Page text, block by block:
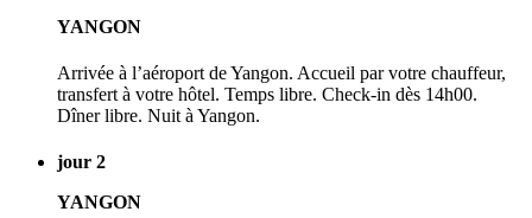
YANGON
Arrivée à l’aéroport de Yangon. Accueil par votre chauffeur,
transfert à votre hôtel. Temps libre. Check-in dès 14h00.
Dîner libre. Nuit à Yangon.
jour 2
YANGON